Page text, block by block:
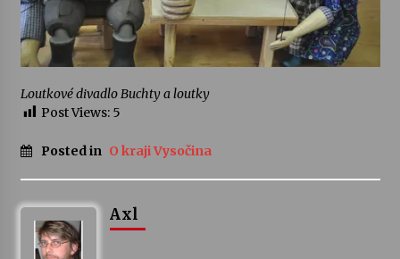
Loutkové divadlo Buchty a loutky
Post Views: 5
Posted in O kraji Vysočina
Axl